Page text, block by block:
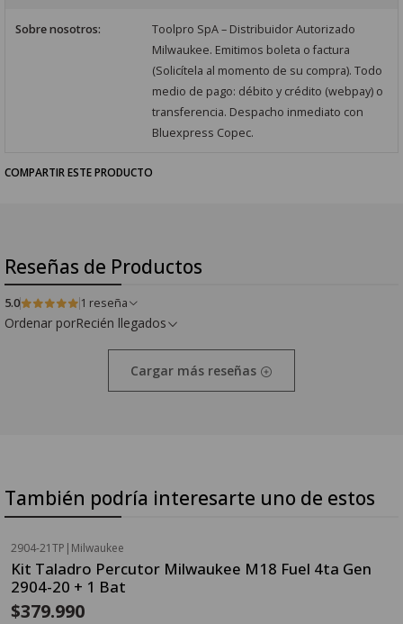
Sobre nosotros:
Toolpro SpA – Distribuidor Autorizado
Milwaukee. Emitimos boleta o factura
(Solicítela al momento de su compra). Todo
medio de pago: débito y crédito (webpay) o
transferencia. Despacho inmediato con
Bluexpress Copec.
COMPARTIR ESTE PRODUCTO
Reseñas de Productos
5.0 1 reseña
Ordenar porRecién llegados
Cargar más reseñas
También podría interesarte uno de estos
2904-21TP | Milwaukee
Kit Taladro Percutor Milwaukee M18 Fuel 4ta Gen
2904-20 + 1 Bat
$379.990